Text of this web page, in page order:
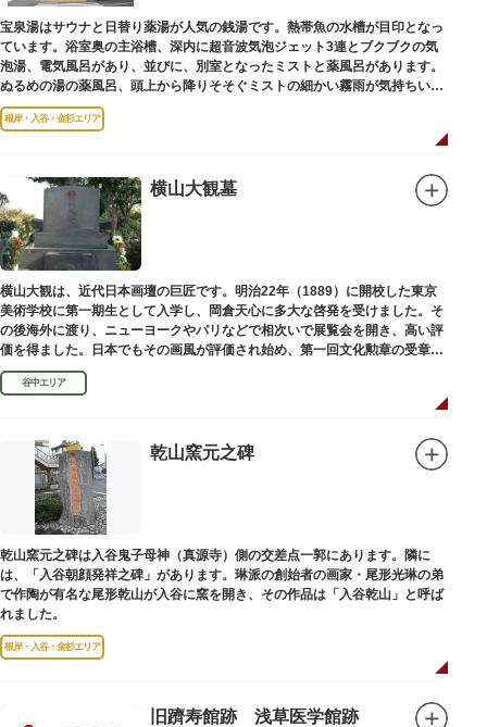
宝泉湯はサウナと日替り薬湯が人気の銭湯です。熱帯魚の水槽が目印となっ
ています。浴室奥の主浴槽、深内に超音波気泡ジェット3連とブクブクの気
泡湯、電気風呂があり、並びに、別室となったミストと薬風呂があります。
ぬるめの湯の薬風呂、頭上から降りそそぐミストの細かい霧雨が気持ちいい
と評判です。
根岸・入谷・金杉エリア
横山大観墓
横山大観は、近代日本画壇の巨匠です。明治22年（1889）に開校した東京
美術学校に第一期生として入学し、岡倉天心に多大な啓発を受けました。そ
の後海外に渡り、ニューヨークやパリなどで相次いで展覧会を開き、高い評
価を得ました。日本でもその画風が評価され始め、第一回文化勲章の受章者
となりました。お墓は谷中霊園にあります。
谷中エリア
乾山窯元之碑
乾山窯元之碑は入谷鬼子母神（真源寺）側の交差点一郭にあります。隣に
は、「入谷朝顔発祥之碑」があります。琳派の創始者の画家・尾形光琳の弟
で作陶が有名な尾形乾山が入谷に窯を開き、その作品は「入谷乾山」と呼ば
れました。
根岸・入谷・金杉エリア
旧躋寿館跡 浅草医学館跡